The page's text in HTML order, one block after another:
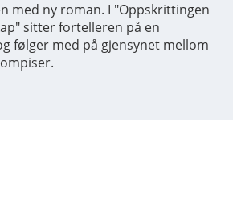
med ny roman. I "Oppskrittingen
sitter fortelleren på en
følger med på gjensynet mellom